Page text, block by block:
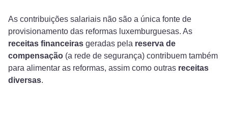
As contribuições salariais não são a única fonte de
provisionamento das reformas luxemburguesas. As
receitas financeiras geradas pela reserva de
compensação (a rede de segurança) contribuem também
para alimentar as reformas, assim como outras receitas
diversas.